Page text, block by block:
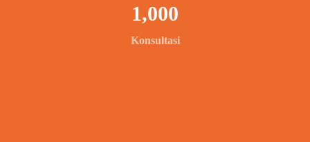
Konsultasi
1,000